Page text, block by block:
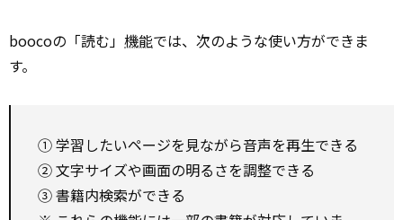
boocoの「読む」 機能では、次のような使い方ができま
す。
① 学習したいページを見ながら音声を再生できる
② 文字サイズや画面の明るさを調整できる
③ 書籍内検索ができる